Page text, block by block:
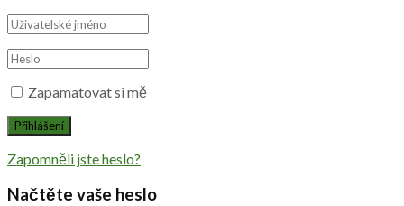
Zapamatovat si mě
Zapomněli jste heslo?
Načtěte vaše heslo